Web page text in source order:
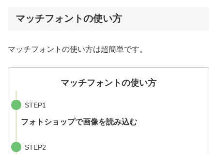
マッチフォントの使い方
マッチフォントの使い方は超簡単です。
マッチフォントの使い方
STEP1
フォトショップで画像を読み込む
STEP2